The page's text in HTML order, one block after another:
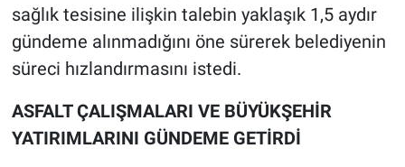
sağlık tesisine ilişkin talebin yaklaşık 1,5 aydır
gündeme alınmadığını öne sürerek belediyenin
süreci hızlandırmasını istedi.
ASFALT ÇALIŞMALARI VE BÜYÜKŞEHİR
YATIRIMLARINI GÜNDEME GETİRDİ